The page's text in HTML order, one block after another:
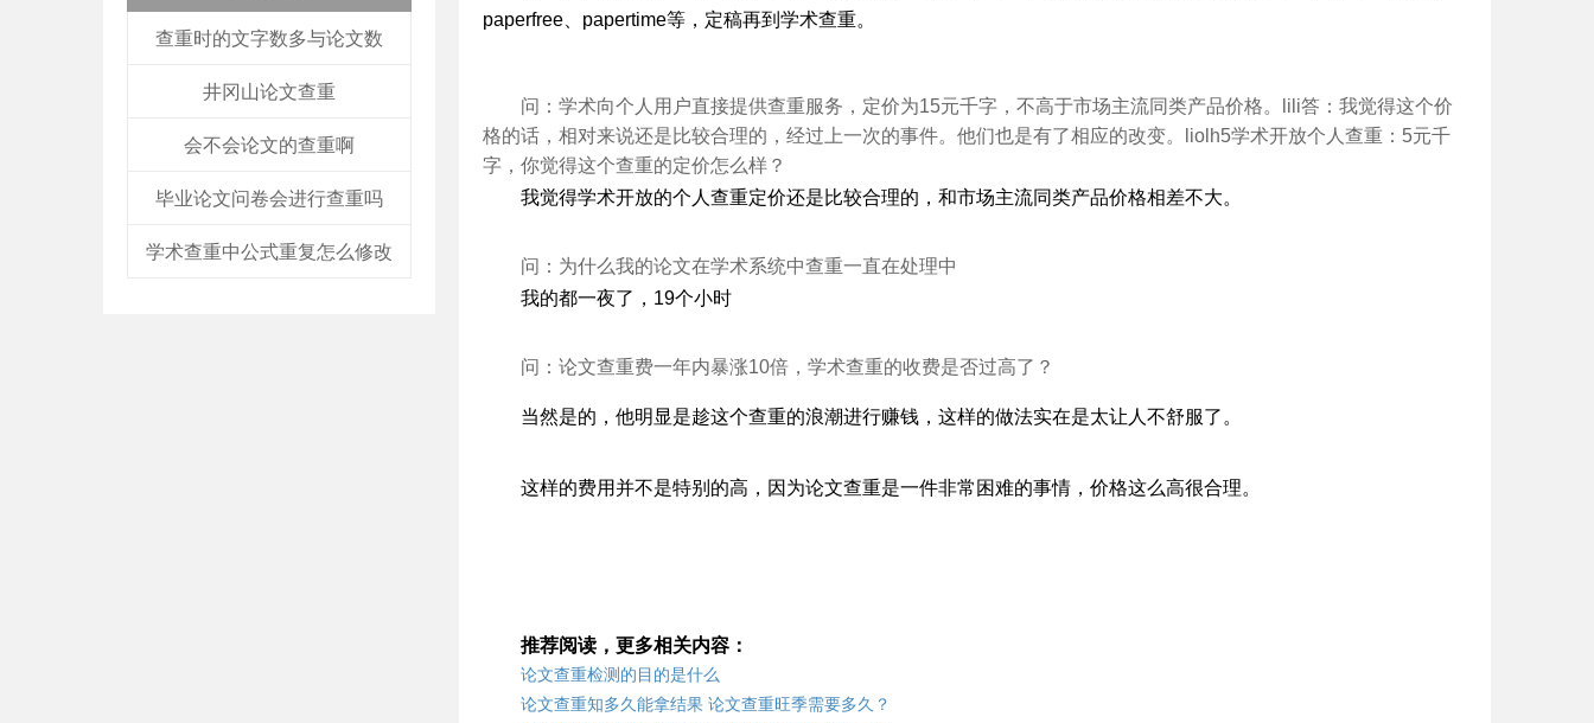
查重时的文字数多与论文数
井冈山论文查重
会不会论文的查重啊
毕业论文问卷会进行查重吗
学术查重中公式重复怎么修改
paperfree、papertime等，定稿再到学术查重。
问：学术向个人用户直接提供查重服务，定价为15元千字，不高于市场主流同类产品价格。lili答：我觉得这个价
格的话，相对来说还是比较合理的，经过上一次的事件。他们也是有了相应的改变。liolh5学术开放个人查重：5元千
字，你觉得这个查重的定价怎么样？
我觉得学术开放的个人查重定价还是比较合理的，和市场主流同类产品价格相差不大。
问：为什么我的论文在学术系统中查重一直在处理中
我的都一夜了，19个小时
问：论文查重费一年内暴涨10倍，学术查重的收费是否过高了？
当然是的，他明显是趁这个查重的浪潮进行赚钱，这样的做法实在是太让人不舒服了。
这样的费用并不是特别的高，因为论文查重是一件非常困难的事情，价格这么高很合理。
推荐阅读，更多相关内容：
论文查重检测的目的是什么
论文查重知多久能拿结果 论文查重旺季需要多久？